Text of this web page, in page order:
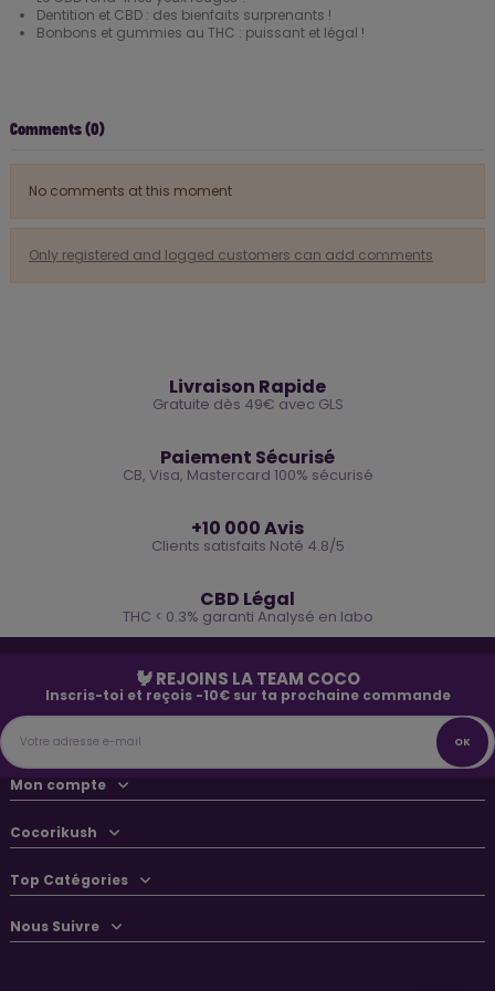
Dentition et CBD : des bienfaits surprenants !
Bonbons et gummies au THC : puissant et légal !
Comments (0)
No comments at this moment
Only registered and logged customers can add comments
Livraison Rapide
Gratuite dès 49€ avec GLS
Paiement Sécurisé
CB, Visa, Mastercard 100% sécurisé
+10 000 Avis
Clients satisfaits Noté 4.8/5
CBD Légal
THC < 0.3% garanti Analysé en labo
🐓 REJOINS LA TEAM COCO
Inscris-toi et reçois -10€ sur ta prochaine commande
Mon compte
Cocorikush
Top Catégories
Nous Suivre